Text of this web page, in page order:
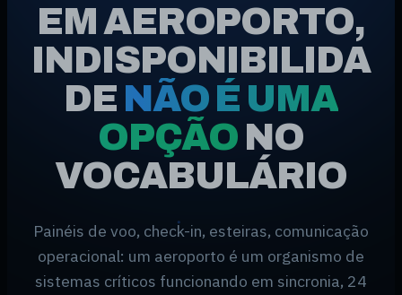
EM AEROPORTO,
INDISPONIBILIDA
DE NÃO É UMA
OPÇÃO NO
VOCABULÁRIO
Painéis de voo, check-in, esteiras, comunicação
operacional: um aeroporto é um organismo de
sistemas críticos funcionando em sincronia, 24